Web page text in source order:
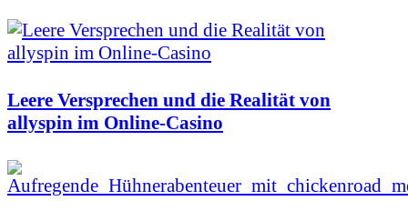
Leere Versprechen und die Realität von
allyspin im Online-Casino